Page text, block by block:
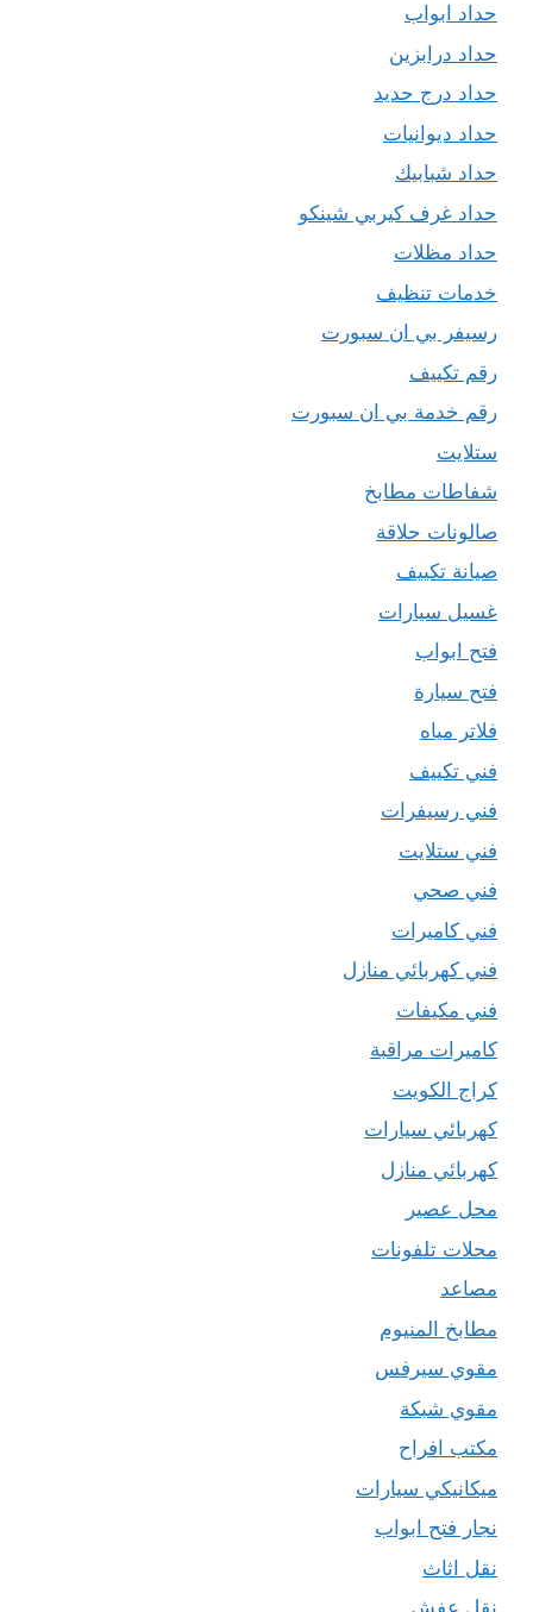
حداد ابواب
حداد درابزين
حداد درج حديد
حداد ديوانيات
حداد شبابيك
حداد غرف كيربي شينكو
حداد مظلات
خدمات تنظيف
رسيفر بي ان سبورت
رقم تكييف
رقم خدمة بي ان سبورت
ستلايت
شفاطات مطابخ
صالونات حلاقة
صيانة تكييف
غسيل سيارات
فتح ابواب
فتح سيارة
فلاتر مياه
فني تكييف
فني رسيفرات
فني ستلايت
فني صحي
فني كاميرات
فني كهربائي منازل
فني مكيفات
كاميرات مراقبة
كراج الكويت
كهربائي سيارات
كهربائي منازل
محل عصير
محلات تلفونات
مصاعد
مطابخ المنيوم
مقوي سيرفس
مقوي شبكة
مكتب افراح
ميكانيكي سيارات
نجار فتح ابواب
نقل اثاث